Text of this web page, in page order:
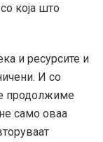
која што
и ресурсите и
И со
продолжиме
само оваа